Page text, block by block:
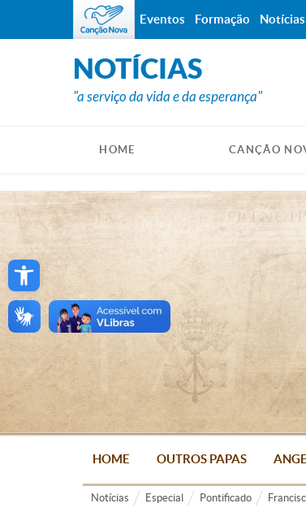
Open toolbar
NOTÍCIAS
"a serviço da vida e da esperança"
HOME CANÇÃO
HOME OUTROS PAPAS
Notícias Especial Pontificado
Eventos Formação Notícias